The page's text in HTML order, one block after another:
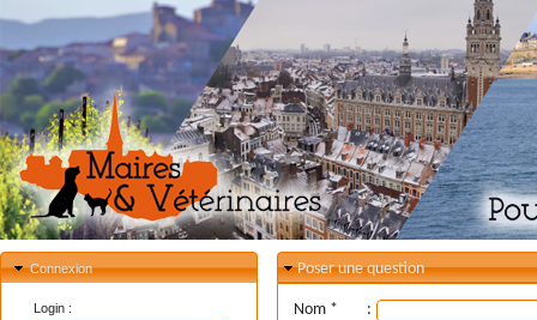
Connexion
Login :
Poser une question
Nom *
: